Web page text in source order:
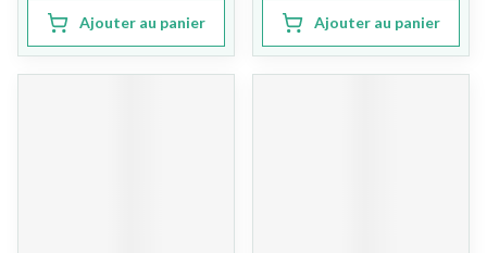
Ajouter au panier Ajouter au panier